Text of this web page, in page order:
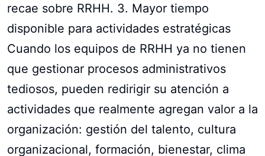
recae sobre RRHH. 3. Mayor tiempo
disponible para actividades estratégicas
Cuando los equipos de RRHH ya no tienen
que gestionar procesos administrativos
tediosos, pueden redirigir su atención a
actividades que realmente agregan valor a la
organización: gestión del talento, cultura
organizacional, formación, bienestar, clima